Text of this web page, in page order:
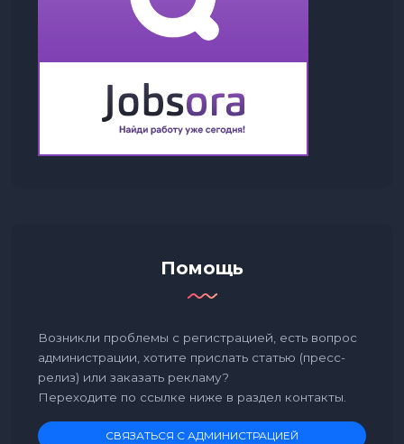
Помощь
Возникли проблемы с регистрацией, есть вопрос
администрации, хотите прислать статью (пресс-
релиз) или заказать рекламу?
Переходите по ссылке ниже в раздел контакты.
СВЯЗАТЬСЯ С АДМИНИСТРАЦИЕЙ